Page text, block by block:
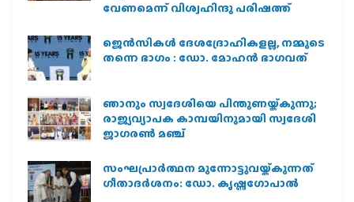
വേണമെന്ന് വിശ്വഹിന്ദു പരിഷത്ത്
ജെന്‍സികള്‍ ദേശദ്രോഹികളല്ല, നമ്മുടെ
തന്നെ ഭാഗം : ഡോ. മോഹന്‍ ഭാഗവത്
ഞാനും സ്വദേശിയെ പിന്തുണയ്ക്കുന്നു;
രാജ്യവ്യാപക കാമ്പയിനുമായി സ്വദേശി
ജാഗരണ്‍ മഞ്ച്
സംഘപ്രാര്‍ത്ഥന മുന്നോട്ടുവയ്ക്കുന്നത്
ഗീതാദര്‍ശനം: ഡോ. കൃഷ്ണഗോപാല്‍